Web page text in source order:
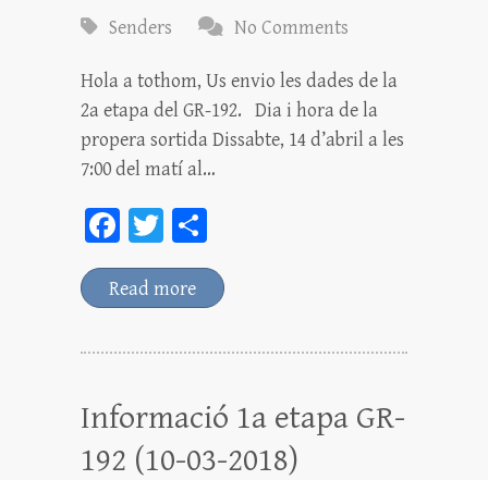
Senders
No Comments
Hola a tothom, Us envio les dades de la
2a etapa del GR-192. Dia i hora de la
propera sortida Dissabte, 14 d’abril a les
7:00 del matí al…
Fa
ce
bo
T
wi
tt
o
m
rt
ei
x
Read more
Informació 1a etapa GR-
192 (10-03-2018)